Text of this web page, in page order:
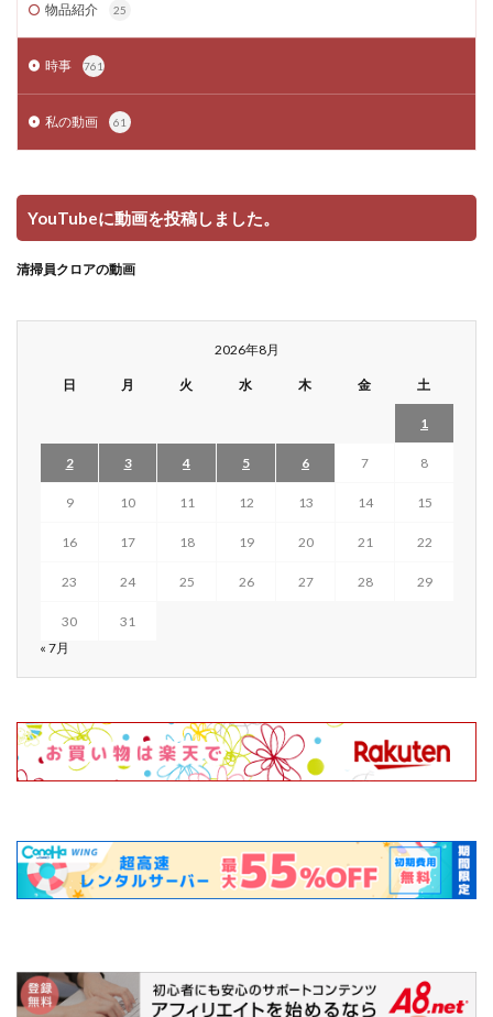
物品紹介 25
時事 761
私の動画 61
YouTubeに動画を投稿しました。
清掃員クロアの動画
2026年8月
日 月 火 水 木 金 土
1
2 3 4 5 6 7 8
9 10 11 12 13 14 15
16 17 18 19 20 21 22
23 24 25 26 27 28 29
30
31
« 7月